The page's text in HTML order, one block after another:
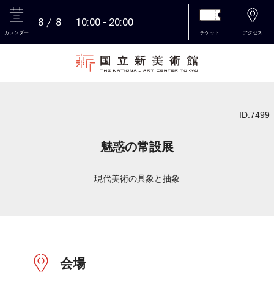
カレンダー
8 8 10:00 20:00
チケット アクセス
ID:7499
魅惑の常設展
現代美術の具象と抽象
会場